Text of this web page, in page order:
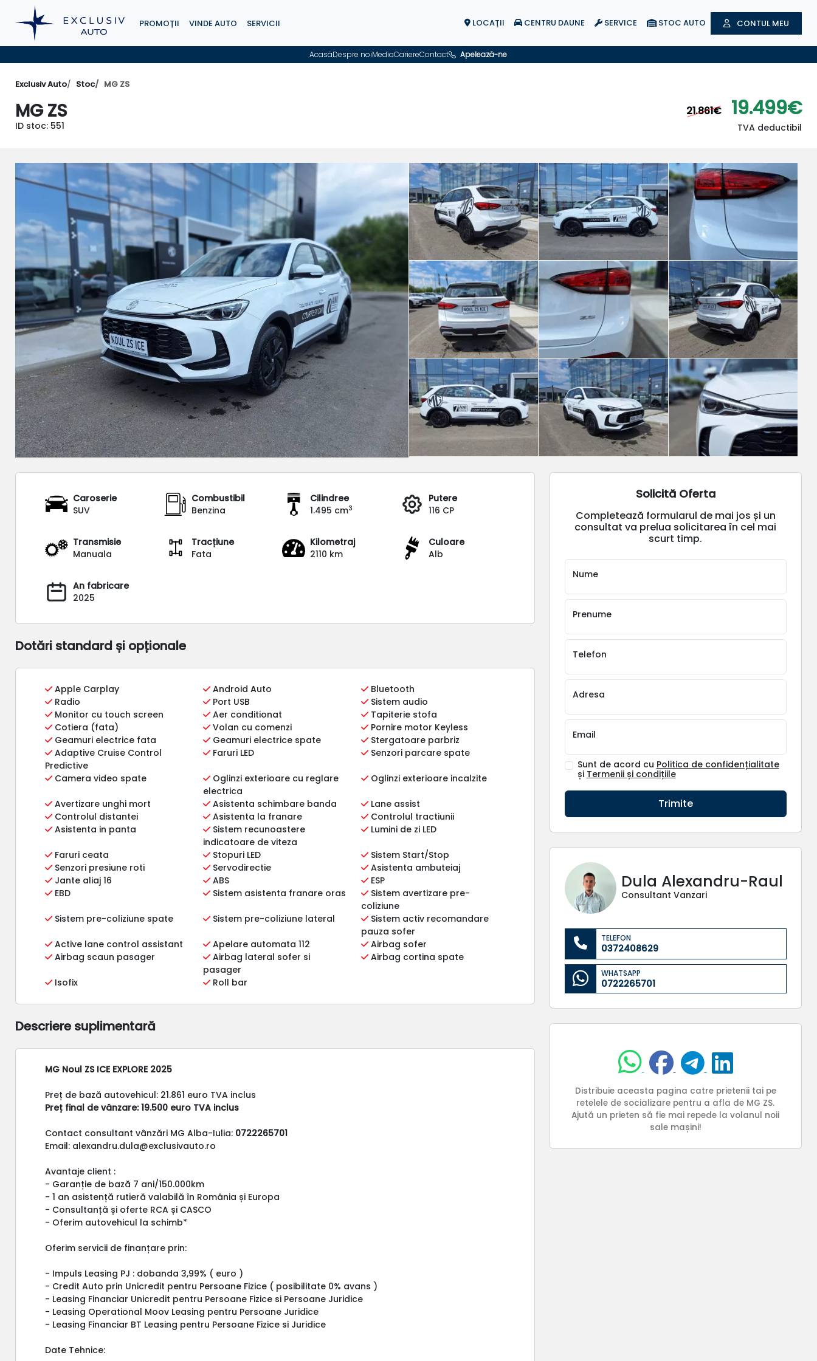
PROMOȚII VINDE AUTO SERVICII LOCAŢII CENTRU DAUNE SERVICE STOC AUTO CONTUL MEU
AcasăDespre noiMediaCariereContact Apelează-ne
Exclusiv Auto Stoc MG ZS
MG ZS
ID stoc: 551
21.861€ 19.499€
TVA deductibil
Caroserie
SUV
Combustibil
Benzina
Cilindree
1.495 cm3
Putere
116 CP
Transmisie
Manuala
Tracțiune
Fata
Kilometraj
2110 km
Culoare
Alb
An fabricare
2025
Dotări standard și opționale
Apple Carplay Android Auto
Bluetooth
Radio
Port USB
Sistem audio
Monitor cu touch screen
Aer conditionat
Tapiterie stofa
Cotiera (fata)
Volan cu comenzi
Pornire motor Keyless
Geamuri electrice fata
Geamuri electrice spate
Stergatoare parbriz
Adaptive Cruise Control
Predictive
Faruri LED Senzori parcare spate
Camera video spate
Oglinzi exterioare cu reglare
electrica
Oglinzi exterioare incalzite
Avertizare unghi mort Asistenta schimbare banda
Lane assist
Controlul distantei
Asistenta la franare
Controlul tractiunii
Asistenta in panta
Sistem recunoastere
indicatoare de viteza
Lumini de zi LED
Faruri ceata Stopuri LED
Sistem Start/Stop
Senzori presiune roti
Servodirectie
Asistenta ambuteiaj
Jante aliaj 16
ABS
ESP
EBD
Sistem asistenta franare oras
Sistem avertizare pre-
coliziune
Sistem pre-coliziune spate
Sistem pre-coliziune lateral
Sistem activ recomandare
pauza sofer
Active lane control assistant
Apelare automata 112
Airbag sofer
Airbag scaun pasager
Airbag lateral sofer si
pasager
Airbag cortina spate
Isofix Roll bar
Descriere suplimentară
MG Noul ZS ICE EXPLORE 2025
Preț de bază autovehicul: 21.861 euro TVA inclus
Preț final de vânzare: 19.500 euro TVA inclus
Contact consultant vânzări MG Alba-Iulia: 0722265701
Email: alexandru.dula@exclusivauto.ro
Avantaje client :
- Garanție de bază 7 ani/150.000km
- 1 an asistență rutieră valabilă în România și Europa
- Consultanță și oferte RCA și CASCO
- Oferim autovehicul la schimb*
Oferim servicii de finanțare prin:
- Impuls Leasing PJ : dobanda 3,99% ( euro )
- Credit Auto prin Unicredit pentru Persoane Fizice ( posibilitate 0% avans )
- Leasing Financiar Unicredit pentru Persoane Fizice si Persoane Juridice
- Leasing Operational Moov Leasing pentru Persoane Juridice
- Leasing Financiar BT Leasing pentru Persoane Fizice si Juridice
Date Tehnice:
Solicită Oferta
Completează formularul de mai jos și un
consultat va prelua solicitarea în cel mai
scurt timp.
Nume
Prenume
Telefon
Adresa
Email
Sunt de acord cu Politica de confidențialitate
și Termenii și condițiile
Trimite
Dula Alexandru-Raul
Consultant Vanzari
TELEFON
0372408629
WHATSAPP
0722265701
Distribuie aceasta pagina catre prietenii tai pe
retelele de socializare pentru a afla de MG ZS.
Ajută un prieten să fie mai repede la volanul noii
sale mașini!